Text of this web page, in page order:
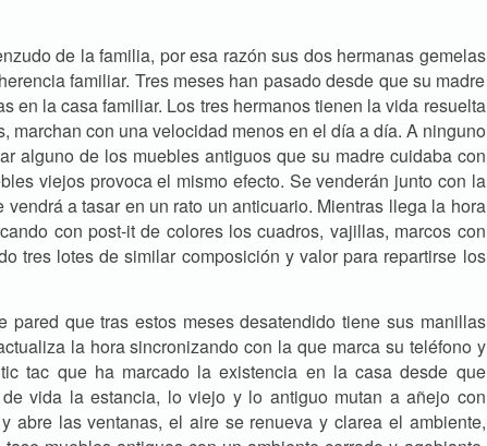
de la familia, por esa razón sus dos hermanas gemelas
familiar. Tres meses han pasado desde que su madre
en la casa familiar. Los tres hermanos tienen la vida resuelta
marchan con una velocidad menos en el día a día. A ninguno
alguno de los muebles antiguos que su madre cuidaba con
viejos provoca el mismo efecto. Se venderán junto con la
a tasar en un rato un anticuario. Mientras llega la hora
con post-it de colores los cuadros, vajillas, marcos con
tres lotes de similar composición y valor para repartirse los
que tras estos meses desatendido tiene sus manillas
la hora sincronizando con la que marca su teléfono y
tac que ha marcado la existencia en la casa desde que
vida la estancia, lo viejo y lo antiguo mutan a añejo con
abre las ventanas, el aire se renueva y clarea el ambiente,